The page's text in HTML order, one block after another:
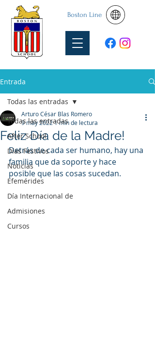
Boston Line
Entrada
Todas las entradas
After School
Días Festivos
Noticias
Efemérides
Día Internacional de
Admisiones
Cursos
Todas las entradas
Feliz Día de la Madre!
Arturo César Blas Romero
9 may 20221 min de lectura
Detrás de cada ser humano, hay una
familia que da soporte y hace
posible que las cosas sucedan.